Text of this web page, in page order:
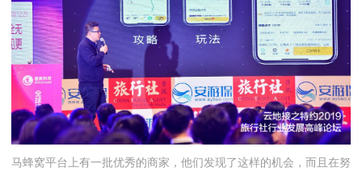
马蜂窝平台上有一批优秀的商家，他们发现了这样的机会，而且在努